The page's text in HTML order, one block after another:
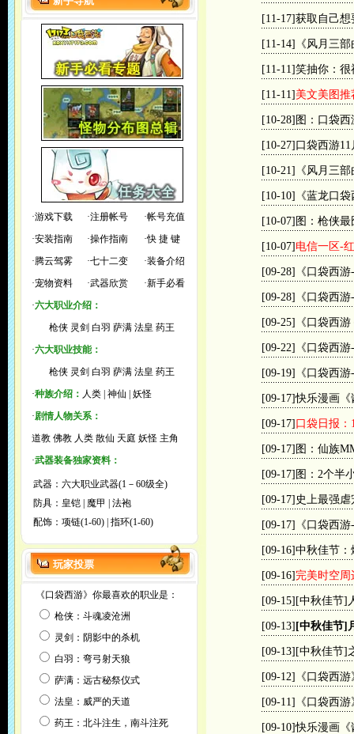
·游戏下载 ·注册帐号 ·帐号充值
·安装指南 ·操作指南 ·快 捷 键
·腾云驾雾 ·七十二变 ·装备介绍
·宠物资料 ·武器欣赏 ·新手必看
·六大职业介绍：
枪侠 灵剑 白羽 萨满 法皇 药王
·六大职业技能：
枪侠 灵剑 白羽 萨满 法皇 药王
·种族介绍： 人类 神仙
妖怪
·剧情人物关系：
道教 佛教 人类 散仙 天庭 妖怪 主角
·武器装备独家资料：
武器： 六大职业武器(1－60级全)
防具： 皇铠 魔甲
法袍
配饰： 项链(1-60) 指环(1-60)
玩家投票
《口袋西游》你最喜欢的职业是：
枪侠：斗魂凌沧洲
灵剑：阴影中的杀机
白羽：弯弓射天狼
萨满：远古秘祭仪式
法皇：威严的天道
药王：北斗注生，南斗注死
[11-17]获取自己
[11-14] 《风月三
[11-11]笑抽你：
[11-11] 美文美图
[10-28] 图：口袋
[10-27] 口袋西游
[10-21] 《风月三
[10-10] 《蓝龙口
[10-07] 图：枪侠最
[10-07] 电信一区-
[09-28] 《口袋西
[09-28] 《口袋西
[09-25] 《口袋西
[09-22] 《口袋西
[09-19] 《口袋西
[09-17]快乐漫画
[09-17] 口袋日报
[09-17] 图：仙族
[09-17] 图：2个半
[09-17] 史上最强
[09-17] 《口袋西
[09-16]中秋佳节
[09-16] 完美时空周
[09-15] [中秋佳节]
[09-13] [中秋佳节]
[09-13] [中秋佳节]
[09-12] 《口袋西
[09-11] 《口袋西
[09-10]快乐漫画